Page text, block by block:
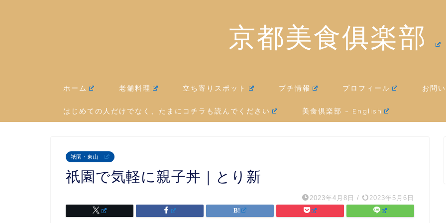
京都美食俱楽部
ホーム 老舗料理 立ち寄りスポット プチ情報 プロフィール お問
はじめての人だけでなく、たまにコチラも読んでください 美食倶楽部 – English
祇園・東山
祇園で気軽に親子丼｜とり新
2023年4月8日 / 2023年5月6日